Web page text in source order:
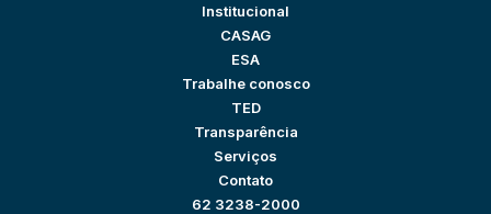
Institucional
CASAG
ESA
Trabalhe conosco
TED
Transparência
Serviços
Contato
62 3238-2000